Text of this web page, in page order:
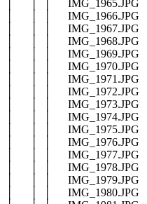
│ │ │ IMG_1965.JPG
│ │ │ IMG_1966.JPG
│ │ │ IMG_1967.JPG
│ │ │ IMG_1968.JPG
│ │ │ IMG_1969.JPG
│ │ │ IMG_1970.JPG
│ │ │ IMG_1971.JPG
│ │ │ IMG_1972.JPG
│ │ │ IMG_1973.JPG
│ │ │ IMG_1974.JPG
│ │ │ IMG_1975.JPG
│ │ │ IMG_1976.JPG
│ │ │ IMG_1977.JPG
│ │ │ IMG_1978.JPG
│ │ │ IMG_1979.JPG
│ │ │ IMG_1980.JPG